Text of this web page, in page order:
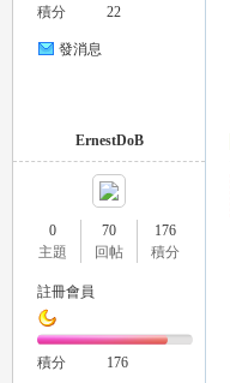
積分 22
發消息
ErnestDoB
0
主題
70
回帖
176
積分
註冊會員
積分 176